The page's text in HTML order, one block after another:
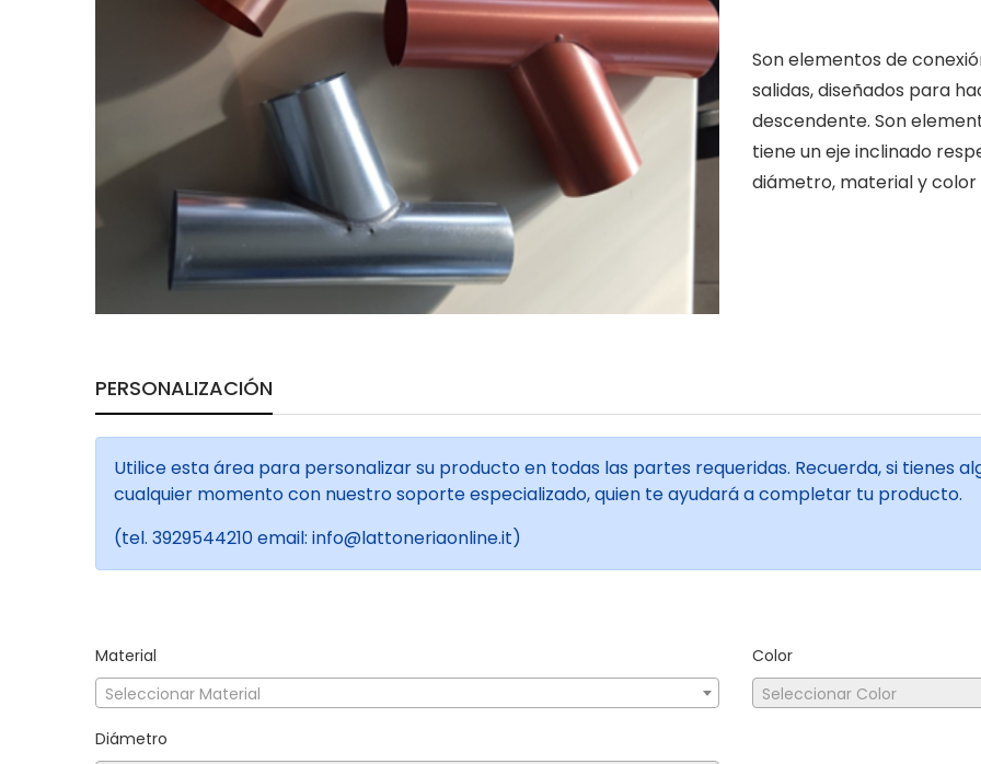
Son elementos de
salidas, diseñados para
descendente. Son
tiene un eje inclinado
diámetro, material y color
PERSONALIZACIÓN
Utilice esta área para personalizar su producto en todas las partes requeridas. Recuerda, si tienes
cualquier momento con nuestro soporte especializado, quien te ayudará a completar tu producto.
(tel. 3929544210 email: info@lattoneriaonline.it)
Material
Seleccionar Material
Color
Seleccionar Color
Diámetro